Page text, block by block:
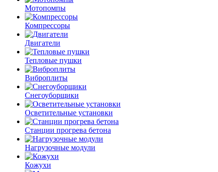
Мотопомпы
Компрессоры
Двигатели
Тепловые пушки
Виброплиты
Снегоуборщики
Осветительные установки
Станции прогрева бетона
Нагрузочные модули
Кожухи